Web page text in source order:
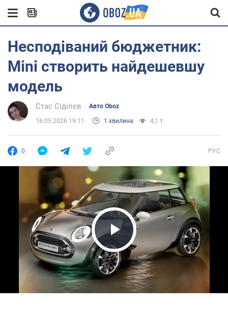
Несподіваний бюджетник:
Mini створить найдешевшу
модель
Стас Сіділєв Авто Oboz
16.05.2026 19:11 1 хвилина 4,1 т.
0 РУС
Play Video